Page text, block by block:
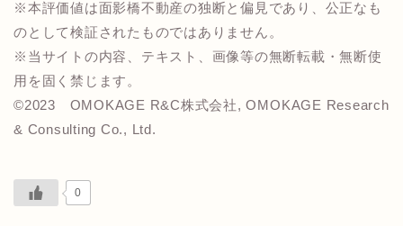
※本評価値は面影橋不動産の独断と偏見であり、公正なも
のとして検証されたものではありません。
※当サイトの内容、テキスト、画像等の無断転載・無断使
用を固く禁じます。
©️2023 OMOKAGE R&C株式会社, OMOKAGE Research
& Consulting Co., Ltd.
0